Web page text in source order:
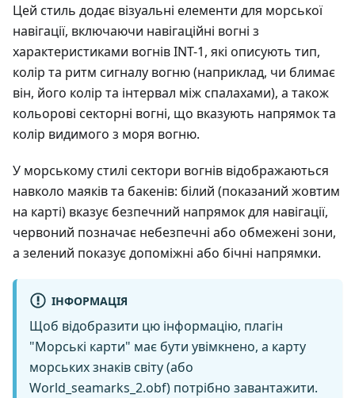
Цей стиль додає візуальні елементи для морської
навігації, включаючи навігаційні вогні з
характеристиками вогнів INT-1, які описують тип,
колір та ритм сигналу вогню (наприклад, чи блимає
він, його колір та інтервал між спалахами), а також
кольорові секторні вогні, що вказують напрямок та
колір видимого з моря вогню.
У морському стилі сектори вогнів відображаються
навколо маяків та бакенів: білий (показаний жовтим
на карті) вказує безпечний напрямок для навігації,
червоний позначає небезпечні або обмежені зони,
а зелений показує допоміжні або бічні напрямки.
ІНФОРМАЦІЯ
Щоб відобразити цю інформацію, плагін
"Морські карти" має бути увімкнено, а карту
морських знаків світу (або
World_seamarks_2.obf) потрібно завантажити.